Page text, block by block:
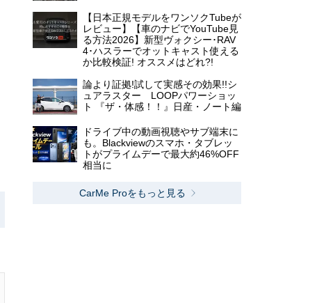
【日本正規モデルをワンソクTubeが
レビュー】【車のナビでYouTube見
る方法2026】新型ヴォクシー･RAV
4･ハスラーでオットキャスト使える
か比較検証! オススメはどれ?!
論より証拠!試して実感その効果!!シ
ュアラスター LOOPパワーショッ
ト 『ザ・体感！！』日産・ノート編
ドライブ中の動画視聴やサブ端末に
も。Blackviewのスマホ・タブレッ
トがプライムデーで最大約46%OFF
相当に
CarMe Proをもっと見る